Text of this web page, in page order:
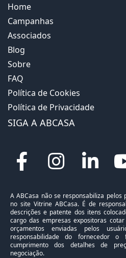
Home
Campanhas
Associados
Blog
Sobre
FAQ
Política de Cookies
Política de Privacidade
SIGA A ABCASA
A ABCasa não se responsabiliza pelos
no site Vitrine ABCasa. É de
descrições e patente dos itens
cargo das empresas expositoras
orçamentos enviadas pelos
responsabilidade do fornecedor
cumprimento dos detalhes de
negociação.